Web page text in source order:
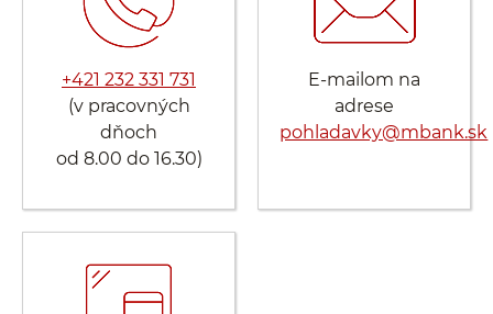
+421 232 331 731
(v pracovných
dňoch
od 8.00 do 16.30)
E-mailom na
adrese
pohladavky@mbank.sk